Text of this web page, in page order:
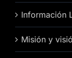
Información
Misión y